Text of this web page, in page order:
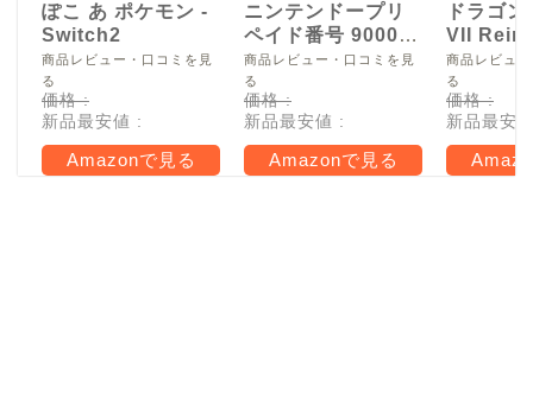
ぽこ あ ポケモン -
Switch2
商品レビュー・口コミを見
る
価格 :
新品最安値 :
Amazonで見る
ニンテンドープリ
ペイド番号 9000
円|オンラインコー
ド版
商品レビュー・口コミを見
る
価格 :
新品最安値 :
Amazonで見る
ドラゴ
VII
Switch2
商品レビュ
る
価格 :
新品最安